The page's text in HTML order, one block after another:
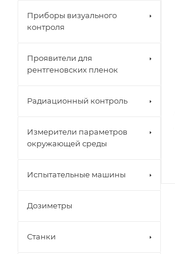
Приборы визуального
контроля
Проявители для
рентгеновских пленок
Радиационный контроль
Измерители параметров
окружающей среды
Испытательные машины
Дозиметры
Станки